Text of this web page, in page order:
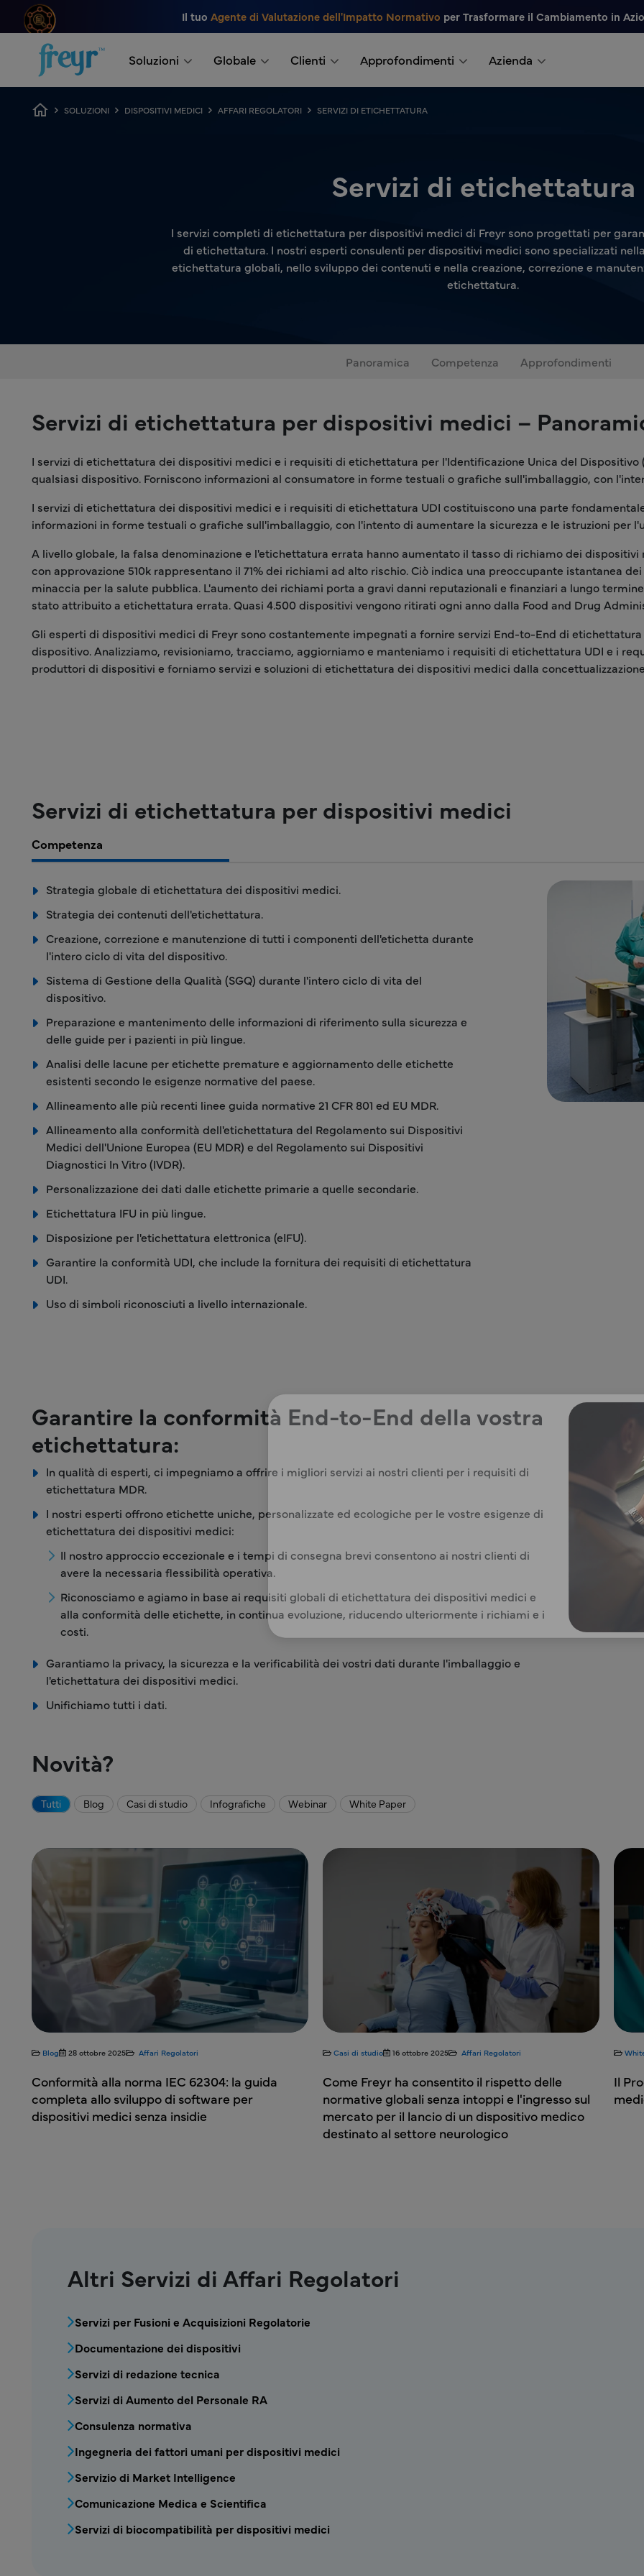
Salta al contenuto principale
Il tuo Agente di Valutazione dell'Impatto Normativo per Trasformare il Cambiamento in
Soluzioni Globale Clienti Approfondimenti Azienda
Breadcrumb
SOLUZIONI DISPOSITIVI MEDICI AFFARI REGOLATORI SERVIZI DI ETICHETTATURA
Servizi di etichettatura
I servizi completi di etichettatura per dispositivi medici di Freyr sono progettati per
di etichettatura. I nostri esperti consulenti per dispositivi medici sono specializzati
etichettatura globali, nello sviluppo dei contenuti e nella creazione, correzione e
etichettatura.
Panoramica Competenza Approfondimenti
Servizi di etichettatura per dispositivi medici –
I servizi di etichettatura dei dispositivi medici e i requisiti di etichettatura per l'Identificazione Unica del
qualsiasi dispositivo. Forniscono informazioni al consumatore in forme testuali o grafiche sull'imballaggio, con
I servizi di etichettatura dei dispositivi medici e i requisiti di etichettatura UDI costituiscono una parte
informazioni in forme testuali o grafiche sull'imballaggio, con l'intento di aumentare la sicurezza e le istruzioni per
A livello globale, la falsa denominazione e l'etichettatura errata hanno aumentato il tasso di richiamo dei
con approvazione 510k rappresentano il 71% dei richiami ad alto rischio. Ciò indica una preoccupante istantanea
minaccia per la salute pubblica. L'aumento dei richiami porta a gravi danni reputazionali e finanziari a lungo
stato attribuito a etichettatura errata. Quasi 4.500 dispositivi vengono ritirati ogni anno dalla Food and Drug
Gli esperti di dispositivi medici di Freyr sono costantemente impegnati a fornire servizi End-to-End di
dispositivo. Analizziamo, revisioniamo, tracciamo, aggiorniamo e manteniamo i requisiti di etichettatura UDI e i
produttori di dispositivi e forniamo servizi e soluzioni di etichettatura dei dispositivi medici dalla
Servizi di etichettatura per dispositivi medici
Competenza
Strategia globale di etichettatura dei dispositivi medici.
Strategia dei contenuti dell'etichettatura.
Creazione, correzione e manutenzione di tutti i componenti dell'etichetta durante
l'intero ciclo di vita del dispositivo.
Sistema di Gestione della Qualità (SGQ) durante l'intero ciclo di vita del
dispositivo.
Preparazione e mantenimento delle informazioni di riferimento sulla sicurezza e
delle guide per i pazienti in più lingue.
Analisi delle lacune per etichette premature e aggiornamento delle etichette
esistenti secondo le esigenze normative del paese.
Allineamento alle più recenti linee guida normative 21 CFR 801 ed EU MDR.
Allineamento alla conformità dell'etichettatura del Regolamento sui Dispositivi
Medici dell'Unione Europea (EU MDR) e del Regolamento sui Dispositivi
Diagnostici In Vitro (IVDR).
Personalizzazione dei dati dalle etichette primarie a quelle secondarie.
Etichettatura IFU in più lingue.
Disposizione per l'etichettatura elettronica (eIFU).
Garantire la conformità UDI, che include la fornitura dei requisiti di etichettatura
UDI.
Uso di simboli riconosciuti a livello internazionale.
Garantire la conformità End-to-End della vostra
etichettatura:
In qualità di esperti, ci impegniamo a offrire i migliori servizi ai nostri clienti per i requisiti di
etichettatura MDR.
I nostri esperti offrono etichette uniche, personalizzate ed ecologiche per le vostre esigenze di
etichettatura dei dispositivi medici:
Il nostro approccio eccezionale e i tempi di consegna brevi consentono ai nostri clienti di
avere la necessaria flessibilità operativa.
Riconosciamo e agiamo in base ai requisiti globali di etichettatura dei dispositivi medici e
alla conformità delle etichette, in continua evoluzione, riducendo ulteriormente i richiami e i
costi.
Garantiamo la privacy, la sicurezza e la verificabilità dei vostri dati durante l'imballaggio e
l'etichettatura dei dispositivi medici.
Unifichiamo tutti i dati.
Novità?
Tutti Blog Casi di studio Infografiche Webinar White Paper
Blog 28 ottobre 2025 Affari Regolatori
Conformità alla norma IEC 62304: la guida
completa allo sviluppo di software per
dispositivi medici senza insidie
Casi di studio 16 ottobre 2025 Affari Regolatori
Come Freyr ha consentito il rispetto delle
normative globali senza intoppi e l'ingresso sul
mercato per il lancio di un dispositivo medico
destinato al settore neurologico
Il
Altri Servizi di Affari Regolatori
MDV - Servizi di Affari Regolatori blocco menu
Servizi per Fusioni e Acquisizioni Regolatorie
Documentazione dei dispositivi
Servizi di redazione tecnica
Servizi di Aumento del Personale RA
Consulenza normativa
Ingegneria dei fattori umani per dispositivi medici
Servizio di Market Intelligence
Comunicazione Medica e Scientifica
Servizi di biocompatibilità per dispositivi medici